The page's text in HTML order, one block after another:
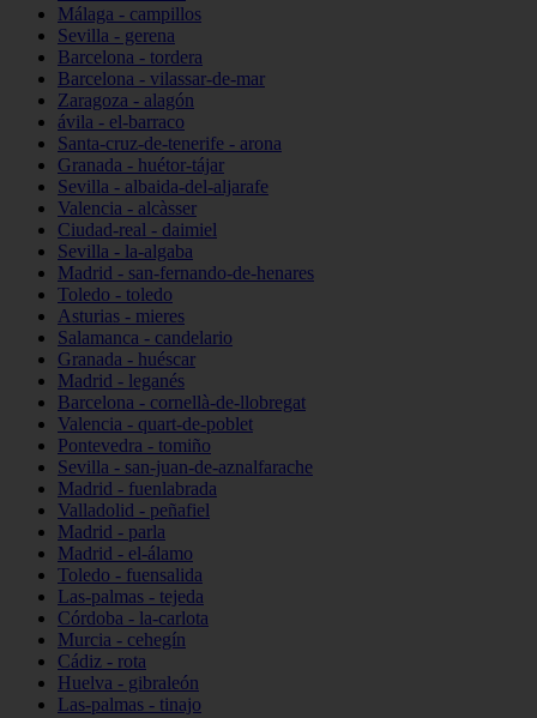
Málaga - campillos
Sevilla - gerena
Barcelona - tordera
Barcelona - vilassar-de-mar
Zaragoza - alagón
ávila - el-barraco
Santa-cruz-de-tenerife - arona
Granada - huétor-tájar
Sevilla - albaida-del-aljarafe
Valencia - alcàsser
Ciudad-real - daimiel
Sevilla - la-algaba
Madrid - san-fernando-de-henares
Toledo - toledo
Asturias - mieres
Salamanca - candelario
Granada - huéscar
Madrid - leganés
Barcelona - cornellà-de-llobregat
Valencia - quart-de-poblet
Pontevedra - tomiño
Sevilla - san-juan-de-aznalfarache
Madrid - fuenlabrada
Valladolid - peñafiel
Madrid - parla
Madrid - el-álamo
Toledo - fuensalida
Las-palmas - tejeda
Córdoba - la-carlota
Murcia - cehegín
Cádiz - rota
Huelva - gibraleón
Las-palmas - tinajo